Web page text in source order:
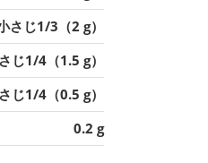
さじ1/3（2 g）
じ1/4（1.5 g）
じ1/4（0.5 g）
0.2 g